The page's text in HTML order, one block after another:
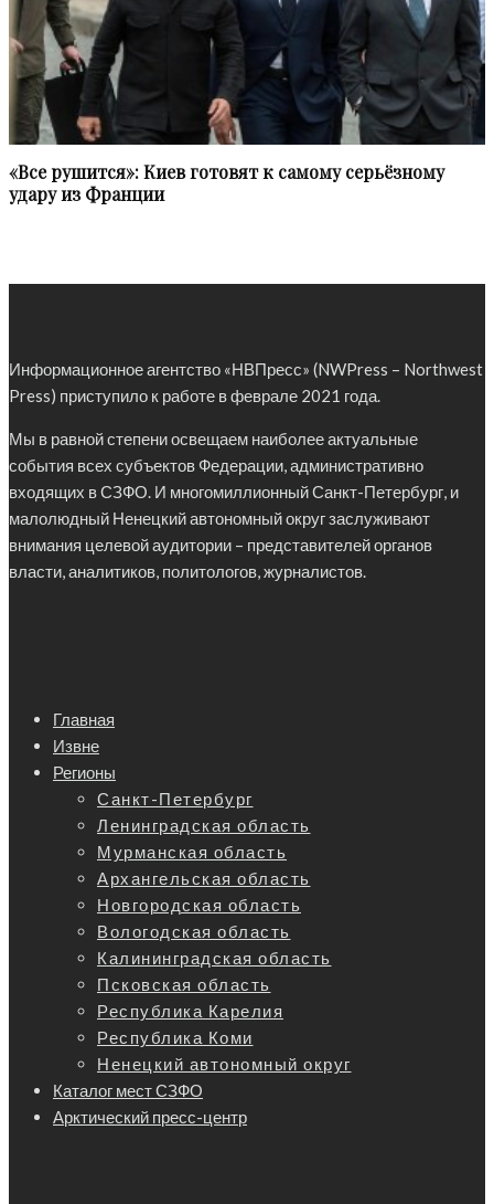
«Все рушится»: Киев готовят к самому серьёзному
удару из Франции
Информационное агентство «НВПресс» (NWPress – Northwest
Press) приступило к работе в феврале 2021 года.
Мы в равной степени освещаем наиболее актуальные
события всех субъектов Федерации, административно
входящих в СЗФО. И многомиллионный Санкт-Петербург, и
малолюдный Ненецкий автономный округ заслуживают
внимания целевой аудитории – представителей органов
власти, аналитиков, политологов, журналистов.
Главная
Извне
Регионы
Санкт-Петербург
Ленинградская область
Мурманская область
Архангельская область
Новгородская область
Вологодская область
Калининградская область
Псковская область
Республика Карелия
Республика Коми
Ненецкий автономный округ
Каталог мест СЗФО
Арктический пресс-центр